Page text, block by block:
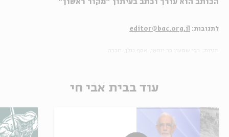
הכותב הוא עורך וכתב בעיתון "מקור ראשון"
לתגובות: editor@bac.org.il
עוד בבית אבי חי